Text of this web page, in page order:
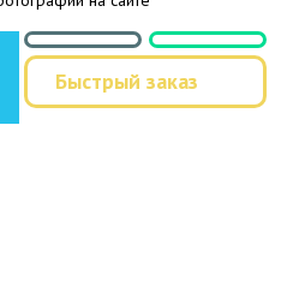
Быстрый заказ